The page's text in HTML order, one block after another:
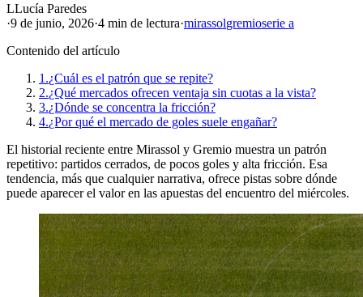
LLucía Paredes
·9 de junio, 2026·4 min de lectura·mirassolgremioserie a
Contenido del artículo
1.¿Cuál es el patrón que se repite?
2.¿Qué mercados ofrecen ventaja sin cuotas a la vista?
3.¿Dónde se concentra la fricción?
4.¿Por qué el mercado de goles suele engañar?
El historial reciente entre Mirassol y Gremio muestra un patrón
repetitivo: partidos cerrados, de pocos goles y alta fricción. Esa
tendencia, más que cualquier narrativa, ofrece pistas sobre dónde
puede aparecer el valor en las apuestas del encuentro del miércoles.